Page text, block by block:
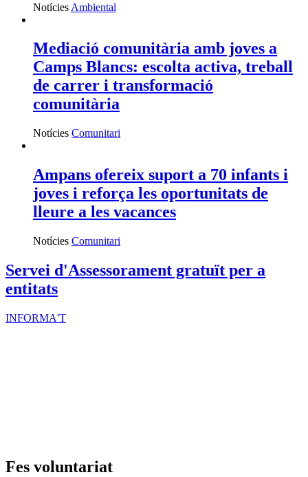
Notícies Ambiental
Mediació comunitària amb joves a
Camps Blancs: escolta activa, treball
de carrer i transformació
comunitària
Notícies Comunitari
Ampans ofereix suport a 70 infants i
joves i reforça les oportunitats de
lleure a les vacances
Notícies Comunitari
Servei d'Assessorament gratuït per a
entitats
INFORMA'T
Fes voluntariat